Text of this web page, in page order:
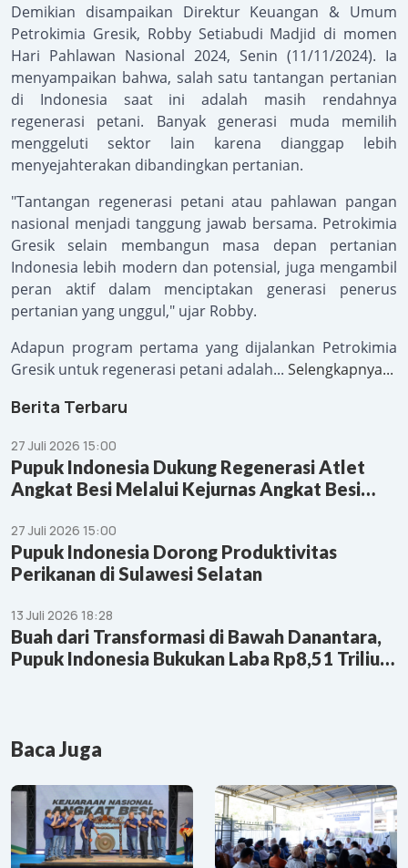
Demikian disampaikan Direktur Keuangan & Umum
Petrokimia Gresik, Robby Setiabudi Madjid di momen
Hari Pahlawan Nasional 2024, Senin (11/11/2024). Ia
menyampaikan bahwa, salah satu tantangan pertanian
di Indonesia saat ini adalah masih rendahnya
regenerasi petani. Banyak generasi muda memilih
menggeluti sektor lain karena dianggap lebih
menyejahterakan dibandingkan pertanian.
"Tantangan regenerasi petani atau pahlawan pangan
nasional menjadi tanggung jawab bersama. Petrokimia
Gresik selain membangun masa depan pertanian
Indonesia lebih modern dan potensial, juga mengambil
peran aktif dalam menciptakan generasi penerus
pertanian yang unggul," ujar Robby.
Adapun program pertama yang dijalankan Petrokimia
Gresik untuk regenerasi petani adalah... Selengkapnya...
Berita Terbaru
27 Juli 2026 15:00
Pupuk Indonesia Dukung Regenerasi Atlet
Angkat Besi Melalui Kejurnas Angkat Besi
27 Juli 2026 15:00
Pupuk Indonesia Dorong Produktivitas
Perikanan di Sulawesi Selatan
13 Juli 2026 18:28
Buah dari Transformasi di Bawah Danantara,
Pupuk Indonesia Bukukan Laba Rp8,51 Triliun
Baca Juga